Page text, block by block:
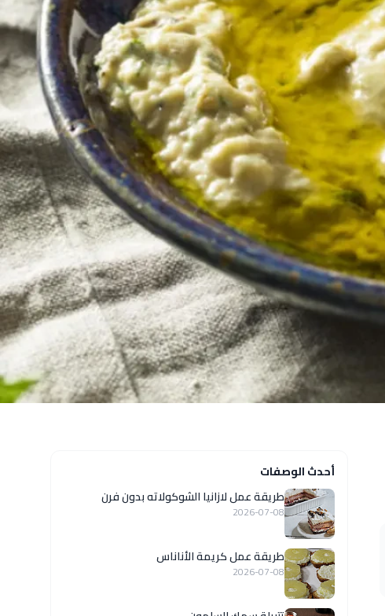
أحدث الوصفات
طريقة عمل لازانيا الشوكولاته بدون فرن
2026-07-08
طريقة عمل كريمة الأناناس
2026-07-08